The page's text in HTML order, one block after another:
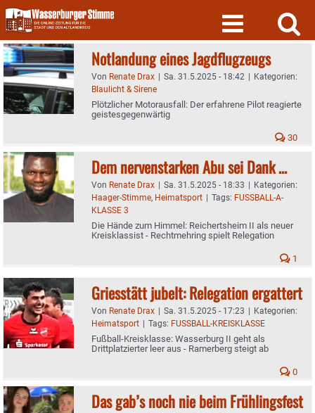
Skip
to
content
Notlandung eines Jagdflugzeugs
Von Renate Drax | Sa. 31.5.2025 - 18:42 | Kategorien:
Blaulicht & Sirene
Plötzlicher Motorausfall: Der erfahrene Pilot reagierte
geistesgegenwärtig
30
Dem nervenstarken Abu sei Dank …
Von Renate Drax | Sa. 31.5.2025 - 18:33 | Kategorien:
Haager-Stimme, Heimatsport | Tags: FUSSBALL-A-
KLASSE 3
Die Hände zum Himmel: Reichertsheim II als neuer
Kreisklassist - Rechtmehring spielt Relegation
1
Griesstätt jubelt: Relegation ergattert
Von Renate Drax | Sa. 31.5.2025 - 17:23 | Kategorien:
Heimatsport | Tags: FUSSBALL-KREISKLASSE
Fußball-Kreisklasse: Wasserburg II geht als
Drittplatzierter leer aus - Ramerberg steigt ab
0
Das gab’s noch nie beim Frühlingsfest